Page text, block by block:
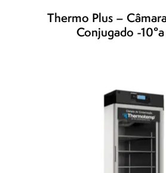
Thermo Plus –
Conjugado -